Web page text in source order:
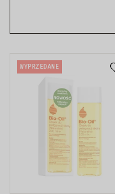
WYPRZEDANE